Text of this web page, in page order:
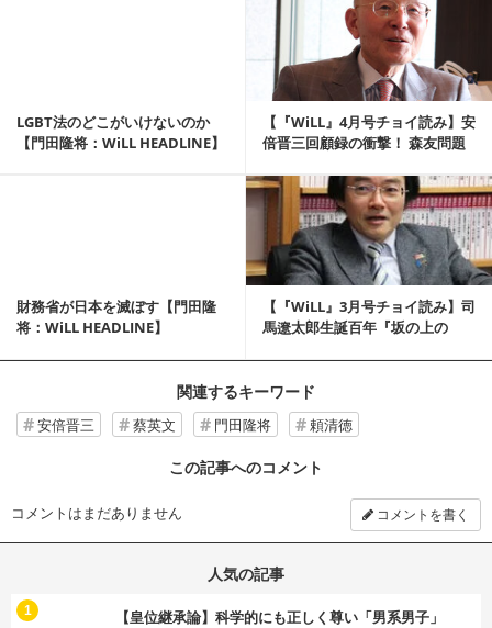
LGBT法のどこがいけないのか
【門田隆将：WiLL HEADLINE】
【『WiLL』4月号チョイ読み】安
倍晋三回顧録の衝撃！ 森友問題
財務省が日本を滅ぼす【門田隆
将：WiLL HEADLINE】
【『WiLL』3月号チョイ読み】司
馬遼太郎生誕百年『坂の上の
関連するキーワード
安倍晋三 蔡英文 門田隆将 頼清徳
この記事へのコメント
コメントはまだありません コメントを書く
人気の記事
【皇位継承論】科学的にも正しく尊い「男系男子」
1